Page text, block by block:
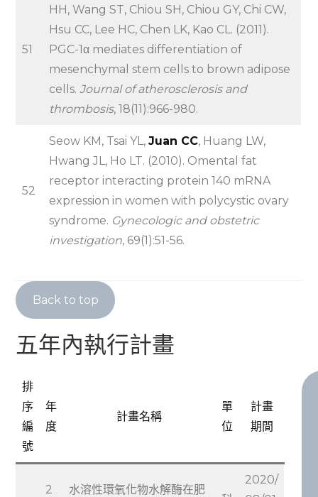
51
HH, Wang ST, Chiou SH, Chiou GY, Chi CW,
Hsu CC, Lee HC, Chen LK, Kao CL. (2011).
PGC-1α mediates differentiation of
mesenchymal stem cells to brown adipose
cells.Journal of atherosclerosis and
thrombosis, 18(11):966-980.
52
Seow KM, Tsai YL,Juan CC, Huang LW,
Hwang JL, Ho LT. (2010). Omental fat
receptor interacting protein 140 mRNA
expression in women with polycystic ovary
syndrome. Gynecologic and obstetric
investigation, 69(1):51-56.
Back to top
五年內執行計畫
排
序
編
號
年
度
計畫名稱
單
位
計畫
期間
2 水溶性環氧化物水解酶在肥
2020/